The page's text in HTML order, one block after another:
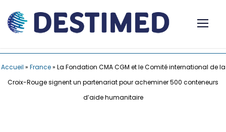
Accueil » France» La Fondation CMA CGM et le Comité international de la
Croix-Rouge signent un partenariat pour acheminer 500 conteneurs
d’aide humanitaire